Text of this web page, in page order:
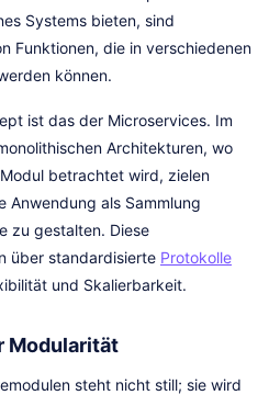
Systems bieten, sind
Funktionen, die in verschiedenen
können.
ist das der Microservices. Im
Architekturen, wo
betrachtet wird, zielen
Anwendung als Sammlung
zu gestalten. Diese
über standardisierte Protokolle
und Skalierbarkeit.
Modularität
steht nicht still; sie wird